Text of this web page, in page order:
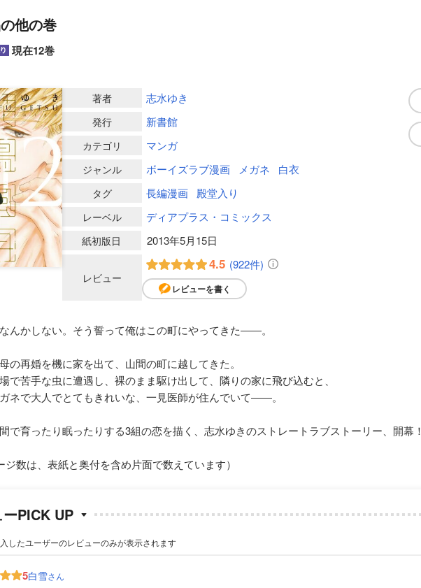
他の巻
現在12巻
著者 志水ゆき
発行 新書館
カテゴリ マンガ
ジャンル ボーイズラブ漫画 メガネ 白衣
タグ 長編漫画 殿堂入り
レーベル ディアプラス・コミックス
紙初版日 2013年5月15日
レビュー
4.5 (922件)
レビューを書く
んかしない。そう誓って俺はこの町にやってきた――。
の再婚を機に家を出て、山間の町に越してきた。
で苦手な虫に遭遇し、裸のまま駆け出して、隣りの家に飛び込むと、
ネで大人でとてもきれいな、一見医師が住んでいて――。
で育ったり眠ったりする3組の恋を描く、志水ゆきのストレートラブストーリー、開幕！
ジ数は、表紙と奥付を含め片面で数えています）
ーPICK UP
したユーザーのレビューのみが表示されます
5白雪さん